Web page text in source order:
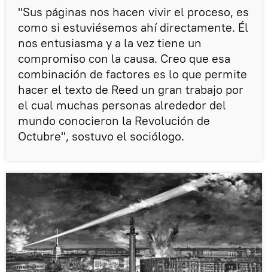
"Sus páginas nos hacen vivir el proceso, es
como si estuviésemos ahí directamente. Él
nos entusiasma y a la vez tiene un
compromiso con la causa. Creo que esa
combinación de factores es lo que permite
hacer el texto de Reed un gran trabajo por
el cual muchas personas alrededor del
mundo conocieron la Revolución de
Octubre", sostuvo el sociólogo.